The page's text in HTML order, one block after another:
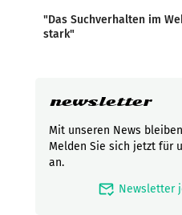
"Das Suchverhalten im
stark"
newsletter
Mit unseren News
Melden Sie sich jetzt für
an.
mark_email_read Newsletter